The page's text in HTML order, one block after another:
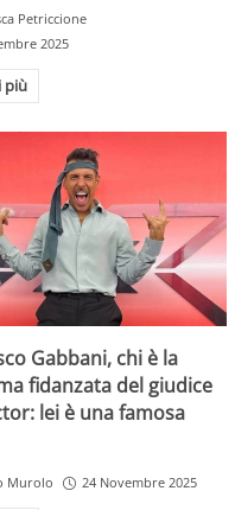
Petriccione
2025
più
Gabbani, chi è la
fidanzata del giudice
lei è una famosa
Murolo 24 Novembre 2025